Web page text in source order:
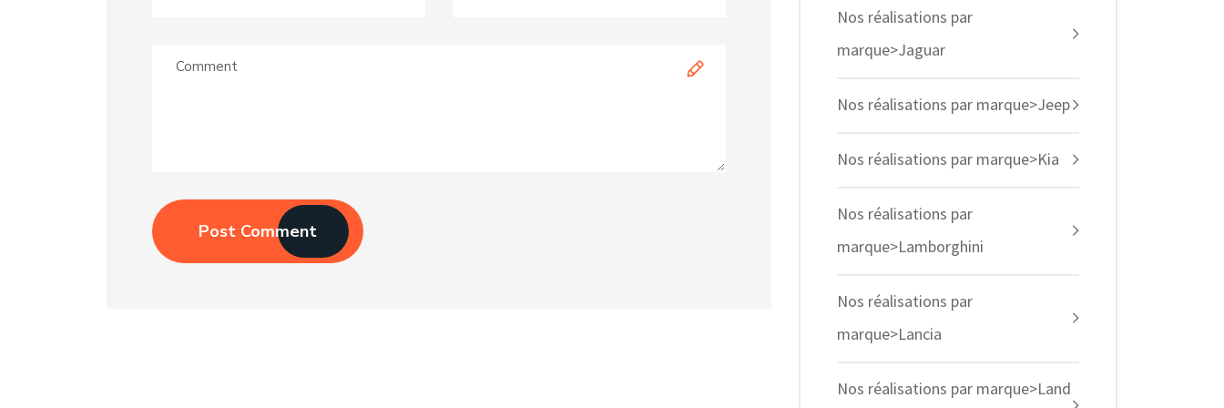
Post Comment
Nos réalisations par
marque>Jaguar
Nos réalisations par marque>Jeep
Nos réalisations par marque>Kia
Nos réalisations par
marque>Lamborghini
Nos réalisations par
marque>Lancia
Nos réalisations par marque>Land